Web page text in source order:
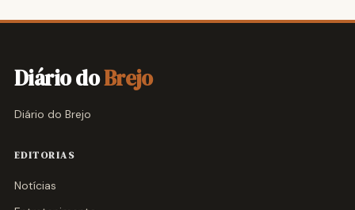
Diário doBrejo
Diário do Brejo
EDITORIAS
Notícias